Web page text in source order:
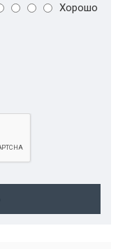
Хорошо